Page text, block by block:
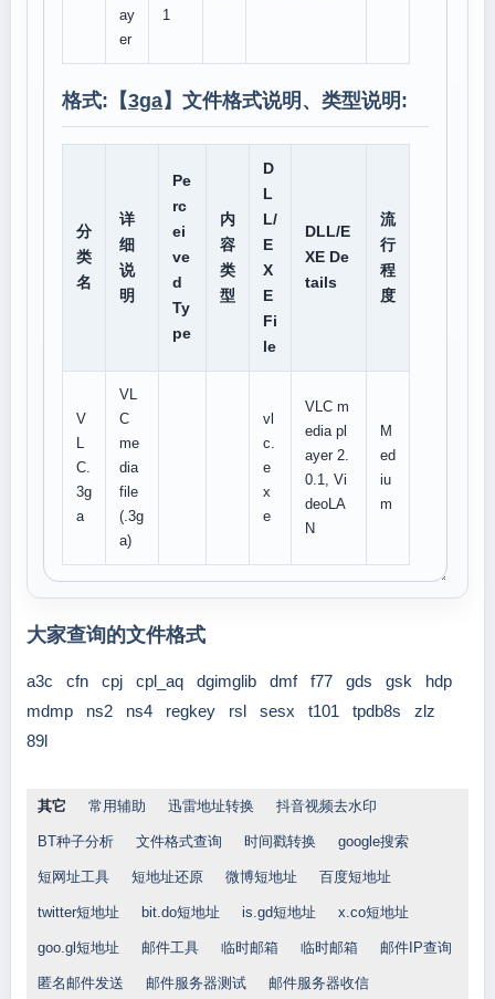
ay
er
1
格式:【3ga】文件格式说明、类型说明:
分
类
名
详
细
说
明
Pe
rc
ei
ve
d
Ty
pe
内
容
类
型
D
L
L/
E
X
E
Fi
le
DLL/E
XE De
tails
流
行
程
度
V
L
C.
3g
a
VL
C
me
dia
file
(.3g
a)
vl
c.
e
x
e
VLC m
edia pl
ayer 2.
0.1, Vi
deoLA
N
M
ed
iu
m
大家查询的文件格式
a3c cfn cpj cpl_aq dgimglib dmf f77 gds gsk
hdp
mdmp
ns2 ns4 regkey rsl sesx t101 tpdb8s
zlz
89l
其它 常用辅助 迅雷地址转换 抖音视频去水印
BT种子分析 文件格式查询 时间戳转换 google搜索
短网址工具 短地址还原 微博短地址 百度短地址
twitter短地址 bit.do短地址 is.gd短地址 x.co短地址
goo.gl短地址 邮件工具 临时邮箱 临时邮箱 邮件IP查询
匿名邮件发送 邮件服务器测试 邮件服务器收信